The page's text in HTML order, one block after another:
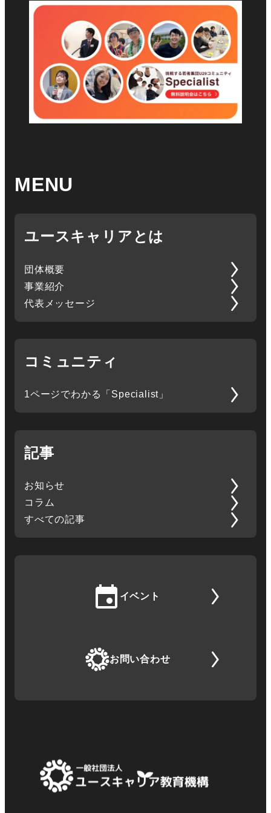
MENU
ユースキャリアとは
団体概要
事業紹介
代表メッセージ
コミュニティ
1ページでわかる「Specialist」
記事
お知らせ
コラム
すべての記事
イベント
お問い合わせ